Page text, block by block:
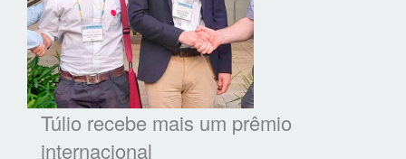
Túlio recebe mais um prêmio
internacional